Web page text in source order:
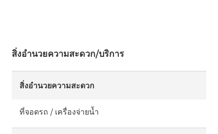
สิ่งอำนวยความสะดวก/บริการ
สิ่งอำนวยความสะดวก
ที่จอดรถ / เครื่องจ่ายน้ำ